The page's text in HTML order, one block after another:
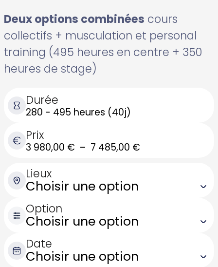
Deux options combinées cours
collectifs + musculation et personal
training (495 heures en centre + 350
heures de stage)
Durée
280 - 495 heures (40j)
Prix
3 980,00 € – 7 485,00 €
Lieux
Option
Date